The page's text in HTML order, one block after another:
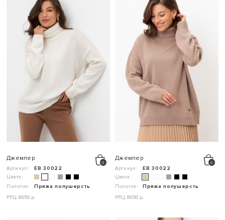
Джемпер
Артикул:
ЕВ 30022
Цвета:
Полотно:
Пряжа полушерсть
РРЦ: 8650 р.
Джемпер
Артикул:
ЕВ 30022
Цвета:
Полотно:
Пряжа полушерсть
РРЦ: 8650 р.